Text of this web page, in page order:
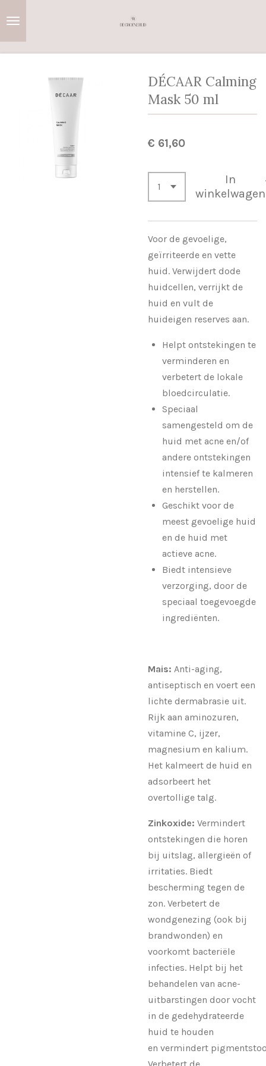
hoofdinhoud
DÉCAAR Calming
Mask 50 ml
€ 61,60
In
winkelwagen
Voor de gevoelige,
geïrriteerde en vette
huid. Verwijdert dode
huidcellen, verrijkt de
huid en vult de
huideigen reserves aan.
Helpt ontstekingen te
verminderen en
verbetert de lokale
bloedcirculatie.
Speciaal
samengesteld om de
huid met acne en/of
andere ontstekingen
intensief te kalmeren
en herstellen.
Geschikt voor de
meest gevoelige huid
en de huid met
actieve acne.
Biedt intensieve
verzorging, door de
speciaal toegevoegde
ingrediënten.
Mais: Anti-aging,
antiseptisch en voert een
lichte dermabrasie uit.
Rijk aan aminozuren,
vitamine C, ijzer,
magnesium en kalium.
Het kalmeert de huid en
adsorbeert het
overtollige talg.
Zinkoxide: Vermindert
ontstekingen die horen
bij uitslag, allergieën of
irritaties. Biedt
bescherming tegen de
zon. Verbetert de
wondgenezing (ook bij
brandwonden) en
voorkomt bacteriële
infecties. Helpt bij het
behandelen van acne-
uitbarstingen door vocht
in de gedehydrateerde
huid te houden
en vermindert